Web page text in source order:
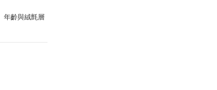
年齡與絨氈層